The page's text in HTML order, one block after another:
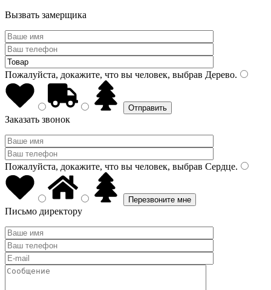
Вызвать замерщика
Пожалуйста, докажите, что вы человек, выбрав Дерево.
Заказать звонок
Пожалуйста, докажите, что вы человек, выбрав Сердце.
Письмо директору